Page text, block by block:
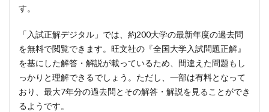
す。
「入試正解デジタル」では、約200大学の最新年度の過去問
を無料で閲覧できます。旺文社の『全国大学入試問題正解』
を基にした解答・解説が載っているため、間違えた問題もし
っかりと理解できるでしょう。ただし、一部は有料となって
おり、最大7年分の過去問とその解答・解説を見ることができ
るようです。